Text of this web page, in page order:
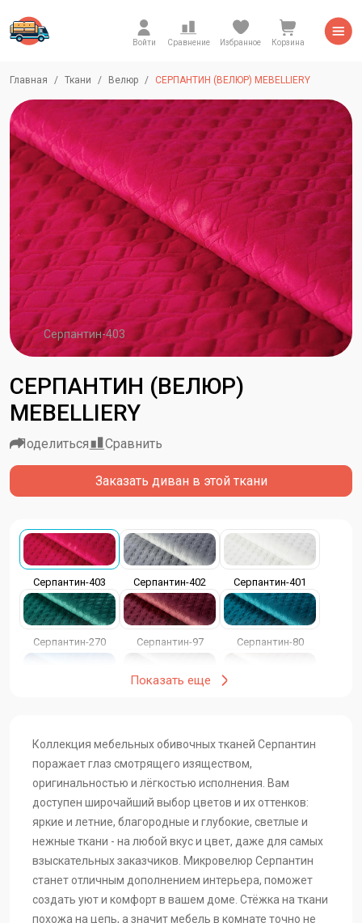
Войти Сравнение Избранное Корзина
Главная Ткани Велюр СЕРПАНТИН (ВЕЛЮР) MEBELLIERY
Серпантин-403
СЕРПАНТИН (ВЕЛЮР)
MEBELLIERY
Заказать диван в этой ткани
Поделиться Сравнить
Серпантин-403 Серпантин-402 Серпантин-401
Серпантин-270 Серпантин-97 Серпантин-80
Серпантин-07 Серпантин-01 Серпантин
Показать еще
Коллекция мебельных обивочных тканей Серпантин
поражает глаз смотрящего изяществом,
оригинальностью и лёгкостью исполнения. Вам
доступен широчайший выбор цветов и их оттенков:
яркие и летние, благородные и глубокие, светлые и
нежные ткани - на любой вкус и цвет, даже для самых
взыскательных заказчиков. Микровелюр Серпантин
станет отличным дополнением интерьера, поможет
создать уют и комфорт в вашем доме. Стёжка на ткани
похожа на цепь, а значит мебель в комнате точно не